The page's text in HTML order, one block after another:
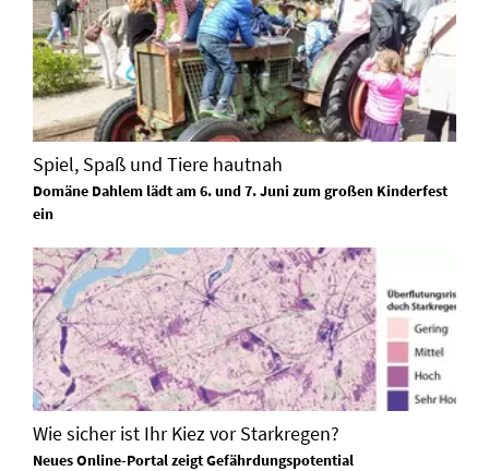
Spiel, Spaß und Tiere hautnah
Domäne Dahlem lädt am 6. und 7. Juni zum großen Kinderfest
ein
Wie sicher ist Ihr Kiez vor Starkregen?
Neues Online-Portal zeigt Gefährdungspotential